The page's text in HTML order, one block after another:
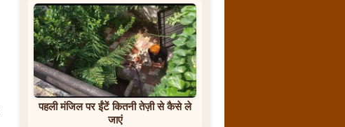
पहली मंजिल पर ईंटें कितनी तेज़ी से कैसे ले
जाएं